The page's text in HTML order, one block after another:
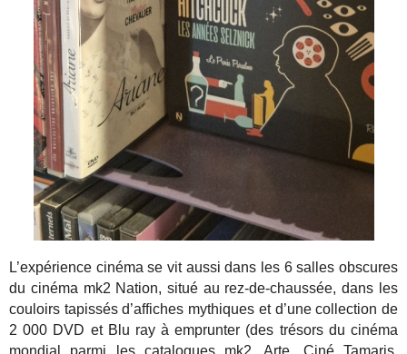
L’expérience cinéma se vit aussi dans les 6 salles obscures
du cinéma mk2 Nation, situé au rez-de-chaussée, dans les
couloirs tapissés d’affiches mythiques et d’une collection de
2 000 DVD et Blu ray à emprunter (des trésors du cinéma